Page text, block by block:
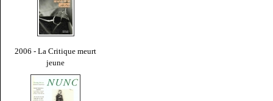
2006 - La Critique meurt
jeune